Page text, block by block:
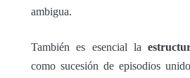
ambigua.
También es esencial la
como sucesión de episodios